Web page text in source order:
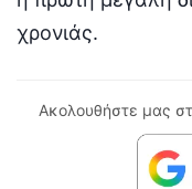
χρονιάς.
Ακολουθήστε μας